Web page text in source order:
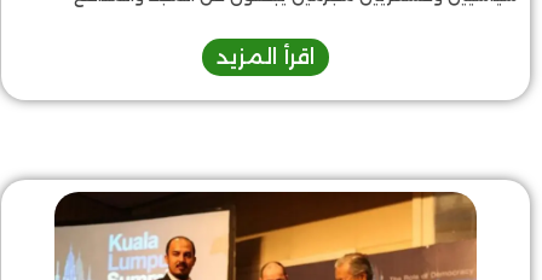
لحركة الاحتلال يدرك بأن أولئك المجرمين يقتلون بلا وخز للضمير،
متسلحين بقناعات دينية وفلسفية تشكلت عبر قرون طويلة
ويهدف هذا المقال إلى تبيان ذلك، مرحلة بعد مرحلة.
اقرأ المزيد